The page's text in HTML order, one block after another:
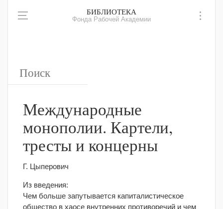
БИБЛИОТЕКА
Фонда Рабочей Академии
Международные
монополии. Картели,
тресты и концерны
Г. Цыперович
Из введения:
Чем больше запутывается капиталистическое
общество в хаосе внутренних противоречий и чем